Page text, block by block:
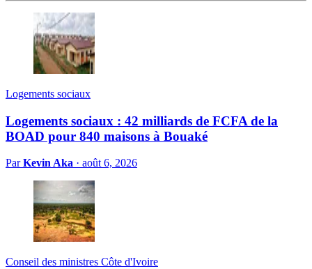
Logements sociaux
Logements sociaux : 42 milliards de FCFA de la
BOAD pour 840 maisons à Bouaké
ParKevin Aka · août 6, 2026
Conseil des ministres Côte d'Ivoire